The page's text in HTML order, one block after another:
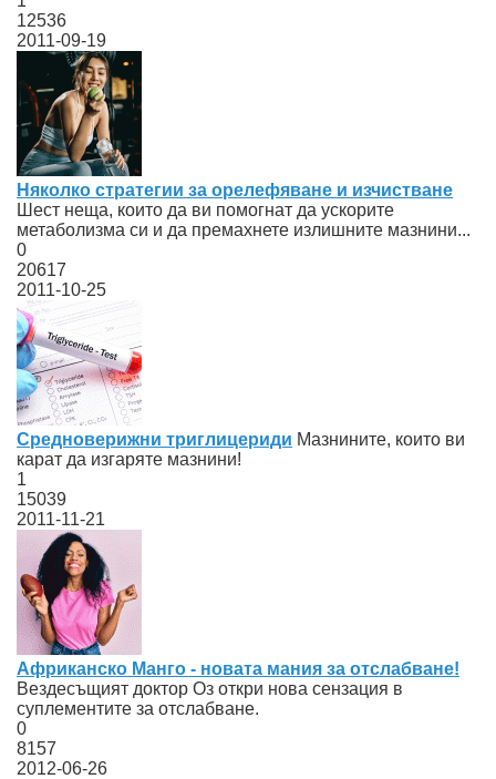
12536
2011-09-19
Няколко стратегии за орелефяване и изчистване
Шест неща, които да ви помогнат да ускорите
метаболизма си и да премахнете излишните мазнини...
0
20617
2011-10-25
Средноверижни триглицериди Мазнините, които ви
карат да изгаряте мазнини!
1
15039
2011-11-21
Африканско Манго - новата мания за отслабване!
Вездесъщият доктор Оз откри нова сензация в
суплементите за отслабване.
0
8157
2012-06-26